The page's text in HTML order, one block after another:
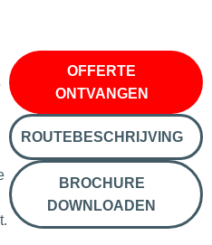
OFFERTE
ONTVANGEN
ROUTEBESCHRIJVING
BROCHURE
DOWNLOADEN